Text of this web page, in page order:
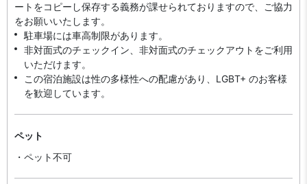
ートをコピーし保存する義務が課せられておりますの​で、ご協力
をお願いいたします。
駐車場には車高制限があります。
非対面式のチェックイン、非対面式のチェックアウトをご利用
いただけます。
この宿泊施設は性の多様性への配慮があり、LGBT+ のお客様
を歓迎しています。
ペット
・ペット不可